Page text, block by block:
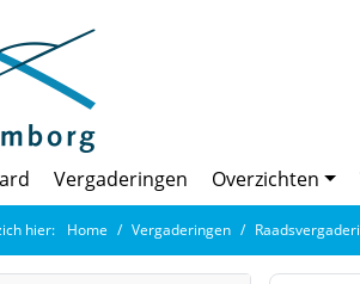
pagina
Vergaderingen Overzichten
hier: Home Vergaderingen